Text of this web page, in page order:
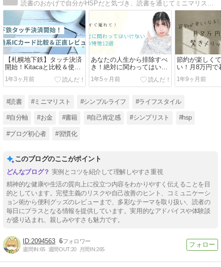
読書のおかげで自分がHSPだと気づき、読書を通じてミニマリストな生活に憧れを持ちました。日々の暮らしや考え方をとにかくシンプルにすることが好きです。
【札幌地下鉄】タッチ決済
開始！Kitacaと比較＆使っ
てみた正直レビュー
1年3ヶ月前
あなたの人生から排除すべ
き！絶対に関わってはいけ
ない人たち12選
1年5ヶ月前
節約が楽しく
い！月8万円で
のメリット7選
1年9ヶ月前
#読書 #ミニマリスト #シンプルライフ #ライフスタイル
#自分軸 #お金 #書籍 #自己肯定感 #シンプリスト #hsp
#ブログ初心者 #習慣化
このブログのここがポイント
実例とコツを紹介して理解しやすさ重視
精神的な健康や生活の質向上に役立つ内容をわかりやすく伝えることを目
的としています。完璧主義のリスクや自己改善のヒント、コミュニケーシ
ョン術から便利グッズのレビューまで、多彩なテーマを取り扱い、読者の
毎日にプラスとなる情報を提供しています。実用的なアドバイスや体験談
が盛り込まれ、親しみやすさも魅力です。
2094563 6
週間IN:65 週間OUT:20 月間IN:265